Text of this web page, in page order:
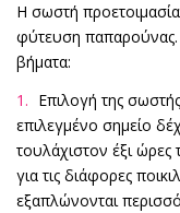
Η σωστή προετοιμασία
φύτευση παπαρούνας.
βήματα:
Επιλογή της
επιλεγμένο σημείο
τουλάχιστον έξι ώρες
για τις διάφορες
εξαπλώνονται